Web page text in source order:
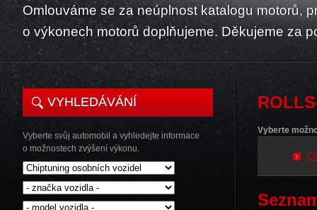
Omlouváme se za neúplnost katalogu motorů,
o výkonech motorů doplňujeme. Děkujeme za
VYHLEDÁVÁNÍ
Vyberte svůj automobil a vyhledejte informace
o možnostech zvýšení výkonu.
Vyberte